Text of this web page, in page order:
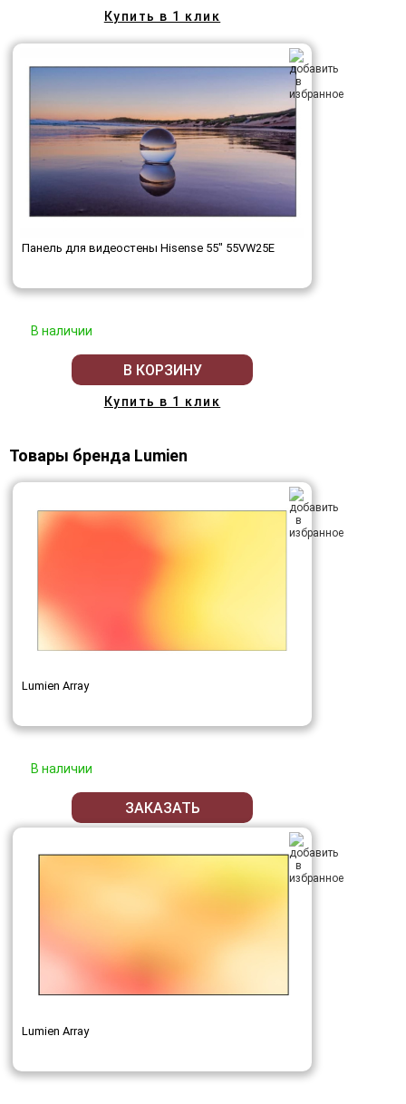
Купить в 1 клик
Панель для видеостены Hisense 55" 55VW25E
В наличии
В КОРЗИНУ
Купить в 1 клик
Товары бренда Lumien
Lumien Array
В наличии
ЗАКАЗАТЬ
Lumien Array